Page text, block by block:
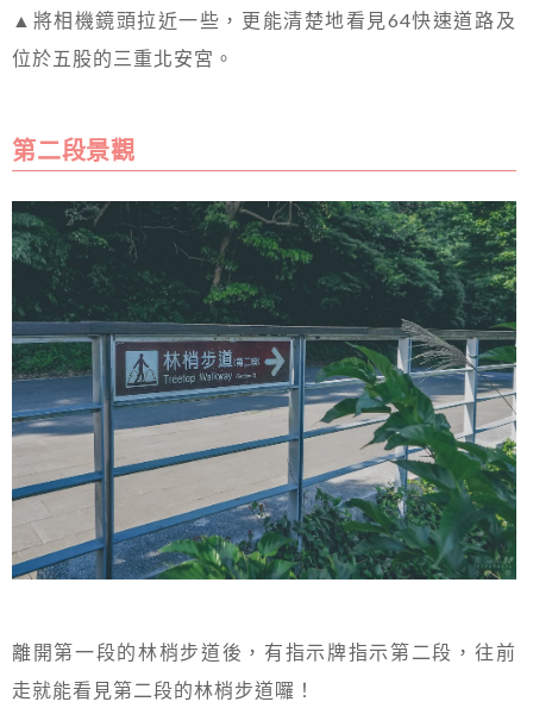
▲將相機鏡頭拉近一些，更能清楚地看見64快速道路及
位於五股的三重北安宮。
第二段景觀
離開第一段的林梢步道後，有指示牌指示第二段，往前
走就能看見第二段的林梢步道囉！